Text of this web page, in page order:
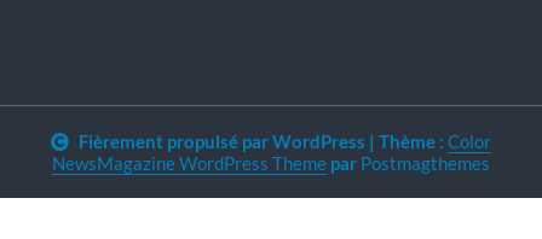
Fièrement propulsé par WordPress | Thème : Color
NewsMagazine WordPress Theme par Postmagthemes